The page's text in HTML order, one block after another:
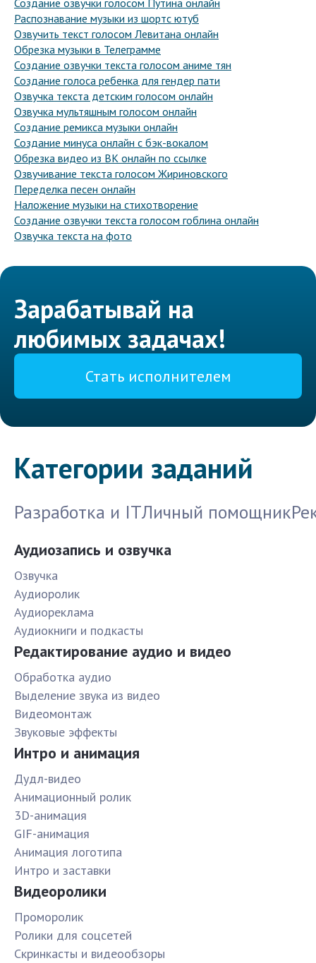
Создание озвучки голосом Путина онлайн
Распознавание музыки из шортс ютуб
Озвучить текст голосом Левитана онлайн
Обрезка музыки в Телеграмме
Создание озвучки текста голосом аниме тян
Создание голоса ребенка для гендер пати
Озвучка текста детским голосом онлайн
Озвучка мультяшным голосом онлайн
Создание ремикса музыки онлайн
Создание минуса онлайн с бэк-вокалом
Обрезка видео из ВК онлайн по ссылке
Озвучивание текста голосом Жириновского
Переделка песен онлайн
Наложение музыки на стихотворение
Создание озвучки текста голосом гоблина онлайн
Озвучка текста на фото
Зарабатывай на
любимых задачах!
Стать исполнителем
Категории заданий
Разработка и ITЛичный помощник
Аудиозапись и озвучка
Озвучка
Аудиоролик
Аудиореклама
Аудиокниги и подкасты
Редактирование аудио и видео
Обработка аудио
Выделение звука из видео
Видеомонтаж
Звуковые эффекты
Интро и анимация
Дудл-видео
Анимационный ролик
3D-анимация
GIF-анимация
Анимация логотипа
Интро и заставки
Видеоролики
Проморолик
Ролики для соцсетей
Скринкасты и видеообзоры